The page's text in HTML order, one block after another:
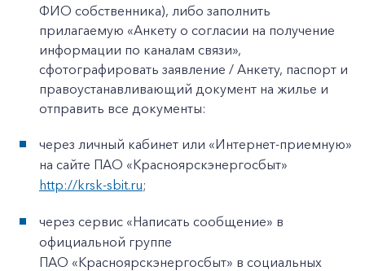
ФИО собственника), либо заполнить
прилагаемую «Анкету о согласии на получение
информации по каналам связи»,
сфотографировать заявление / Анкету, паспорт и
правоустанавливающий документ на жилье и
отправить все документы:
через личный кабинет или «Интернет-приемную»
на сайте ПАО «Красноярскэнергосбыт»
http://krsk-sbit.ru;
через сервис «Написать сообщение» в
официальной группе
ПАО «Красноярскэнергосбыт» в социальных